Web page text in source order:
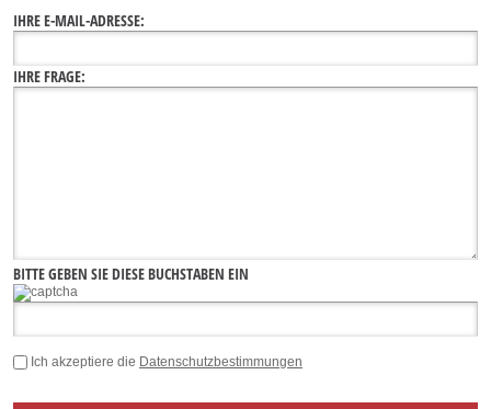
IHRE E-MAIL-ADRESSE:
IHRE FRAGE:
BITTE GEBEN SIE DIESE BUCHSTABEN EIN
Ich akzeptiere die Datenschutzbestimmungen